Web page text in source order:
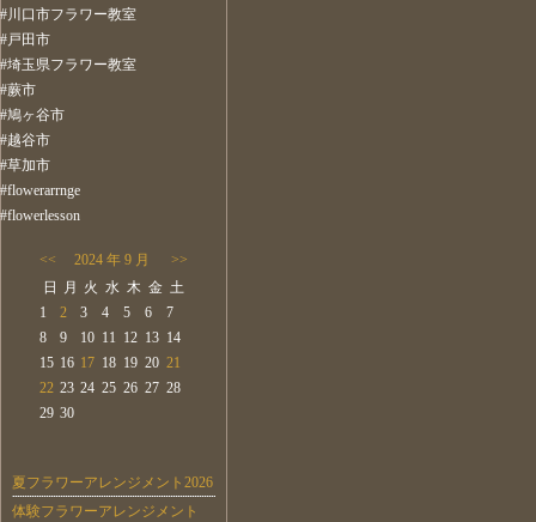
#川口市フラワー教室
#戸田市
#埼玉県フラワー教室
#蕨市
#鳩ヶ谷市
#越谷市
#草加市
#flowerarrnge
#flowerlesson
<< 2024 年 9 月
>>
日
月 火 水 木 金 土
1
2 3 4 5 6
7
8
9 10 11 12 13 14
15 16 17 18 19 20 21
22 23 24 25 26 27 28
29 30
夏フラワーアレンジメント2026
体験フラワーアレンジメント